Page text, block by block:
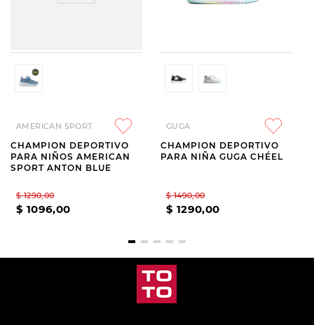
AMERICAN SPORT
CHAMPION DEPORTIVO
PARA NIÑOS AMERICAN
SPORT ANTON BLUE
$ 1290,00
$ 1096,00
GUGA
CHAMPION DEPORTIVO
PARA NIÑA GUGA CHÉEL
$ 1490,00
$ 1290,00